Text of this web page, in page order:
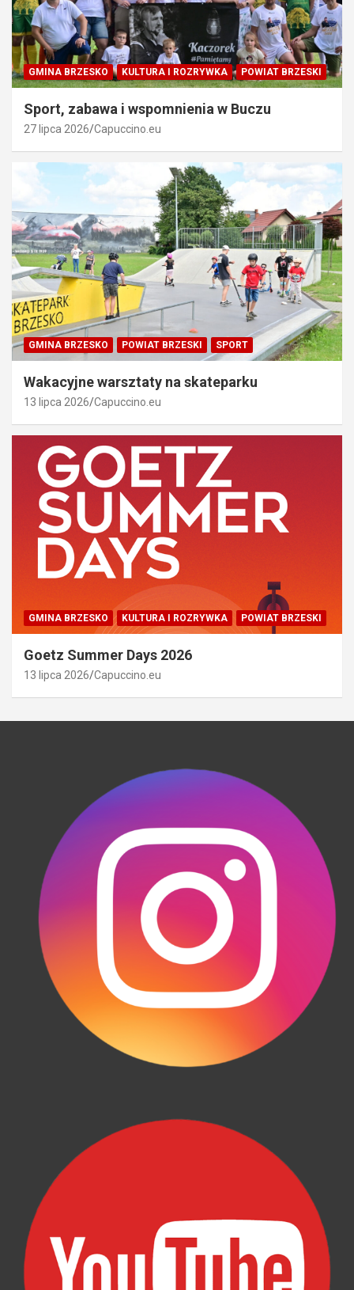
GMINA BRZESKO KULTURA I ROZRYWKA POWIAT BRZESKI
Sport, zabawa i wspomnienia w Buczu
27 lipca 2026 Capuccino.eu
GMINA BRZESKO POWIAT BRZESKI SPORT
Wakacyjne warsztaty na skateparku
13 lipca 2026 Capuccino.eu
GMINA BRZESKO KULTURA I ROZRYWKA POWIAT BRZESKI
Goetz Summer Days 2026
13 lipca 2026 Capuccino.eu